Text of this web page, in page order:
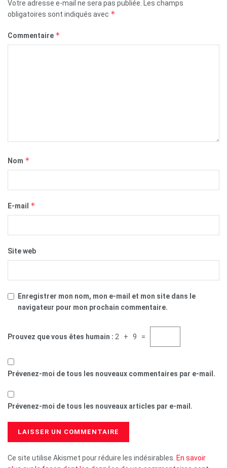
Votre adresse e-mail ne sera pas publiée. Les champs
obligatoires sont indiqués avec *
Commentaire *
Nom *
E-mail *
Site web
Enregistrer mon nom, mon e-mail et mon site dans le
navigateur pour mon prochain commentaire.
Prouvez que vous êtes humain : 2 + 9 =
Prévenez-moi de tous les nouveaux commentaires par e-mail.
Prévenez-moi de tous les nouveaux articles par e-mail.
Ce site utilise Akismet pour réduire les indésirables. En savoir